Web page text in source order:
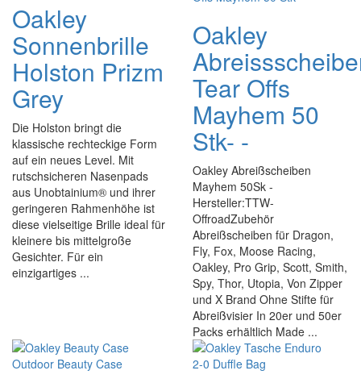
Oakley
Sonnenbrille
Holston Prizm
Grey
Die Holston bringt die
klassische rechteckige Form
auf ein neues Level. Mit
rutschsicheren Nasenpads
aus Unobtainium® und ihrer
geringeren Rahmenhöhe ist
diese vielseitige Brille ideal für
kleinere bis mittelgroße
Gesichter. Für ein
einzigartiges ...
Oakley
Tear Offs
Mayhem 50
Stk- -
Oakley Abreißscheiben
Mayhem 50Sk -
Hersteller:TTW-
OffroadZubehör
Abreißscheiben für Dragon,
Fly, Fox, Moose Racing,
Oakley, Pro Grip, Scott, Smith,
Spy, Thor, Utopia, Von Zipper
und X Brand Ohne Stifte für
Abreißvisier In 20er und 50er
Packs erhältlich Made ...